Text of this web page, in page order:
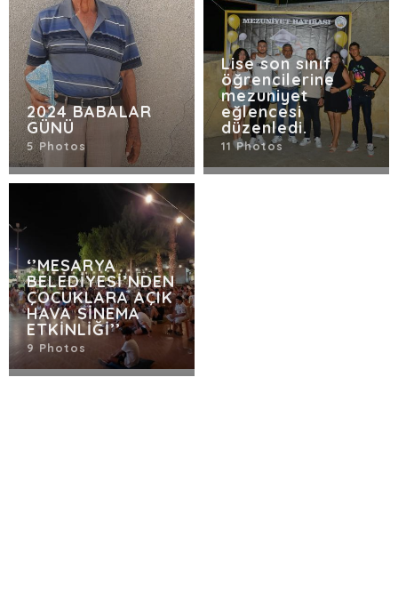
2024 BABALAR
GÜNÜ
5 Photos
Lise son sınıf
öğrencilerine
mezuniyet
eğlencesi
düzenledi.
11 Photos
‘’MESARYA
BELEDİYESİ’NDEN
ÇOCUKLARA AÇIK
HAVA SİNEMA
ETKİNLİĞİ’’
9 Photos